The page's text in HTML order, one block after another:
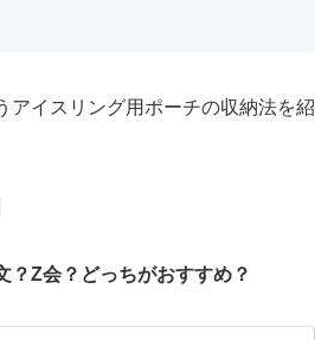
アイスリング用ポーチの収納法を紹
？Z会？どっちがおすすめ？